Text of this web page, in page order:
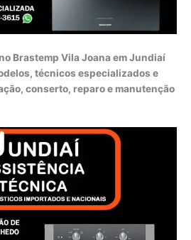
Brastemp Vila Joana em Jundiaí
técnicos especializados e
conserto, reparo e manutenção